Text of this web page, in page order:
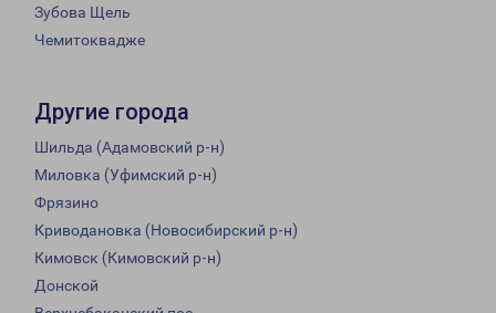
Зубова Щель
Чемитоквадже
Другие города
Шильда (Адамовский р-н)
Миловка (Уфимский р-н)
Фрязино
Криводановка (Новосибирский р-н)
Кимовск (Кимовский р-н)
Донской